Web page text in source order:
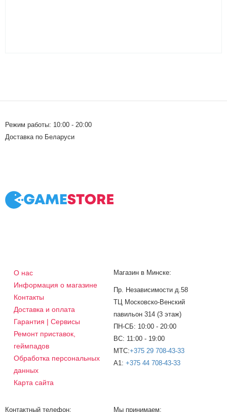
Режим работы: 10:00 - 20:00
Доставка по Беларуси
О нас
Информация о магазине
Контакты
Доставка и оплата
Гарантия | Сервисы
Ремонт приставок,
геймпадов
Обработка персональных
данных
Карта сайта
Магазин в Минске:
Пр. Независимости д.58
ТЦ Московско-Венский
павильон 314 (3 этаж)
ПН-СБ: 10:00 - 20:00
ВС: 11:00 - 19:00
МТС:+375 29 708-43-33
A1: +375 44 708-43-33
Контактный телефон: Мы принимаем: